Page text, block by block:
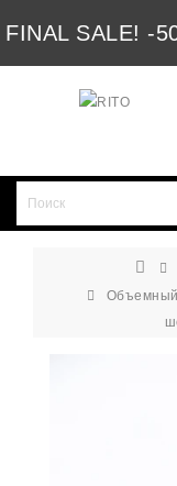
FINAL SALE! -
Объемный